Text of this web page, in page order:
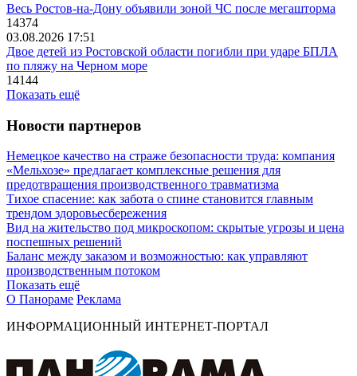
Весь Ростов-на-Дону объявили зоной ЧС после мегашторма
14374
03.08.2026 17:51
Двое детей из Ростовской области погибли при ударе БПЛА
по пляжу на Черном море
14144
Показать ещё
Новости партнеров
Немецкое качество на страже безопасности труда: компания
«Мельхозе» предлагает комплексные решения для
предотвращения производственного травматизма
Тихое спасение: как забота о спине становится главным
трендом здоровьесбережения
Вид на жительство под микроскопом: скрытые угрозы и цена
поспешных решений
Баланс между заказом и возможностью: как управляют
производственным потоком
Показать ещё
О Панораме Реклама
ИНФОРМАЦИОННЫЙ ИНТЕРНЕТ-ПОРТАЛ